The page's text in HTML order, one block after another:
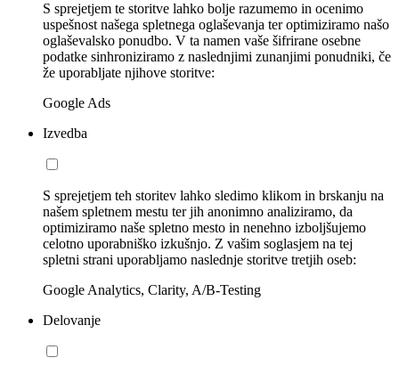
S sprejetjem te storitve lahko bolje razumemo in ocenimo
uspešnost našega spletnega oglaševanja ter optimiziramo našo
oglaševalsko ponudbo. V ta namen vaše šifrirane osebne
podatke sinhroniziramo z naslednjimi zunanjimi ponudniki, če
že uporabljate njihove storitve:
Google Ads
Izvedba
S sprejetjem teh storitev lahko sledimo klikom in brskanju na
našem spletnem mestu ter jih anonimno analiziramo, da
optimiziramo naše spletno mesto in nenehno izboljšujemo
celotno uporabniško izkušnjo. Z vašim soglasjem na tej
spletni strani uporabljamo naslednje storitve tretjih oseb:
Google Analytics, Clarity, A/B-Testing
Delovanje